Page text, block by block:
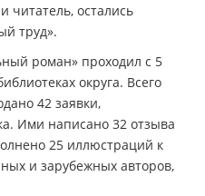
читатель, остались
труд».
роман» проходил с 5
округа. Всего
42 заявки,
Ими написано 32 отзыва
25 иллюстраций к
и зарубежных авторов,